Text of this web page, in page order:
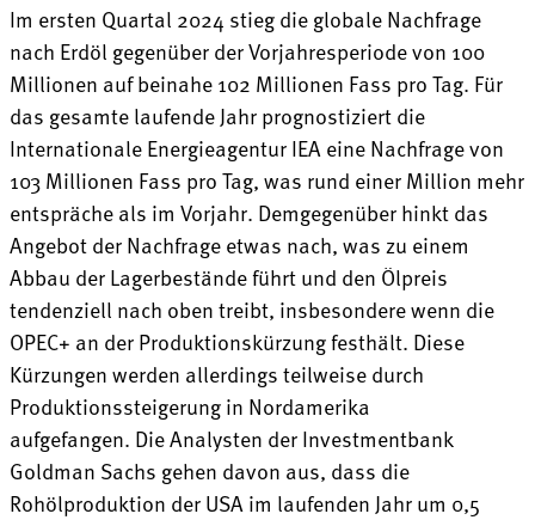
Im ersten Quartal 2024 stieg die globale Nachfrage
nach Erdöl gegenüber der Vorjahresperiode von 100
Millionen auf beinahe 102 Millionen Fass pro Tag. Für
das gesamte laufende Jahr prognostiziert die
Internationale Energieagentur IEA eine Nachfrage von
103 Millionen Fass pro Tag, was rund einer Million mehr
entspräche als im Vorjahr. Demgegenüber hinkt das
Angebot der Nachfrage etwas nach, was zu einem
Abbau der Lagerbestände führt und den Ölpreis
tendenziell nach oben treibt, insbesondere wenn die
OPEC+ an der Produktionskürzung festhält. Diese
Kürzungen werden allerdings teilweise durch
Produktionssteigerung in Nordamerika
aufgefangen. Die Analysten der Investmentbank
Goldman Sachs gehen davon aus, dass die
Rohölproduktion der USA im laufenden Jahr um 0,5